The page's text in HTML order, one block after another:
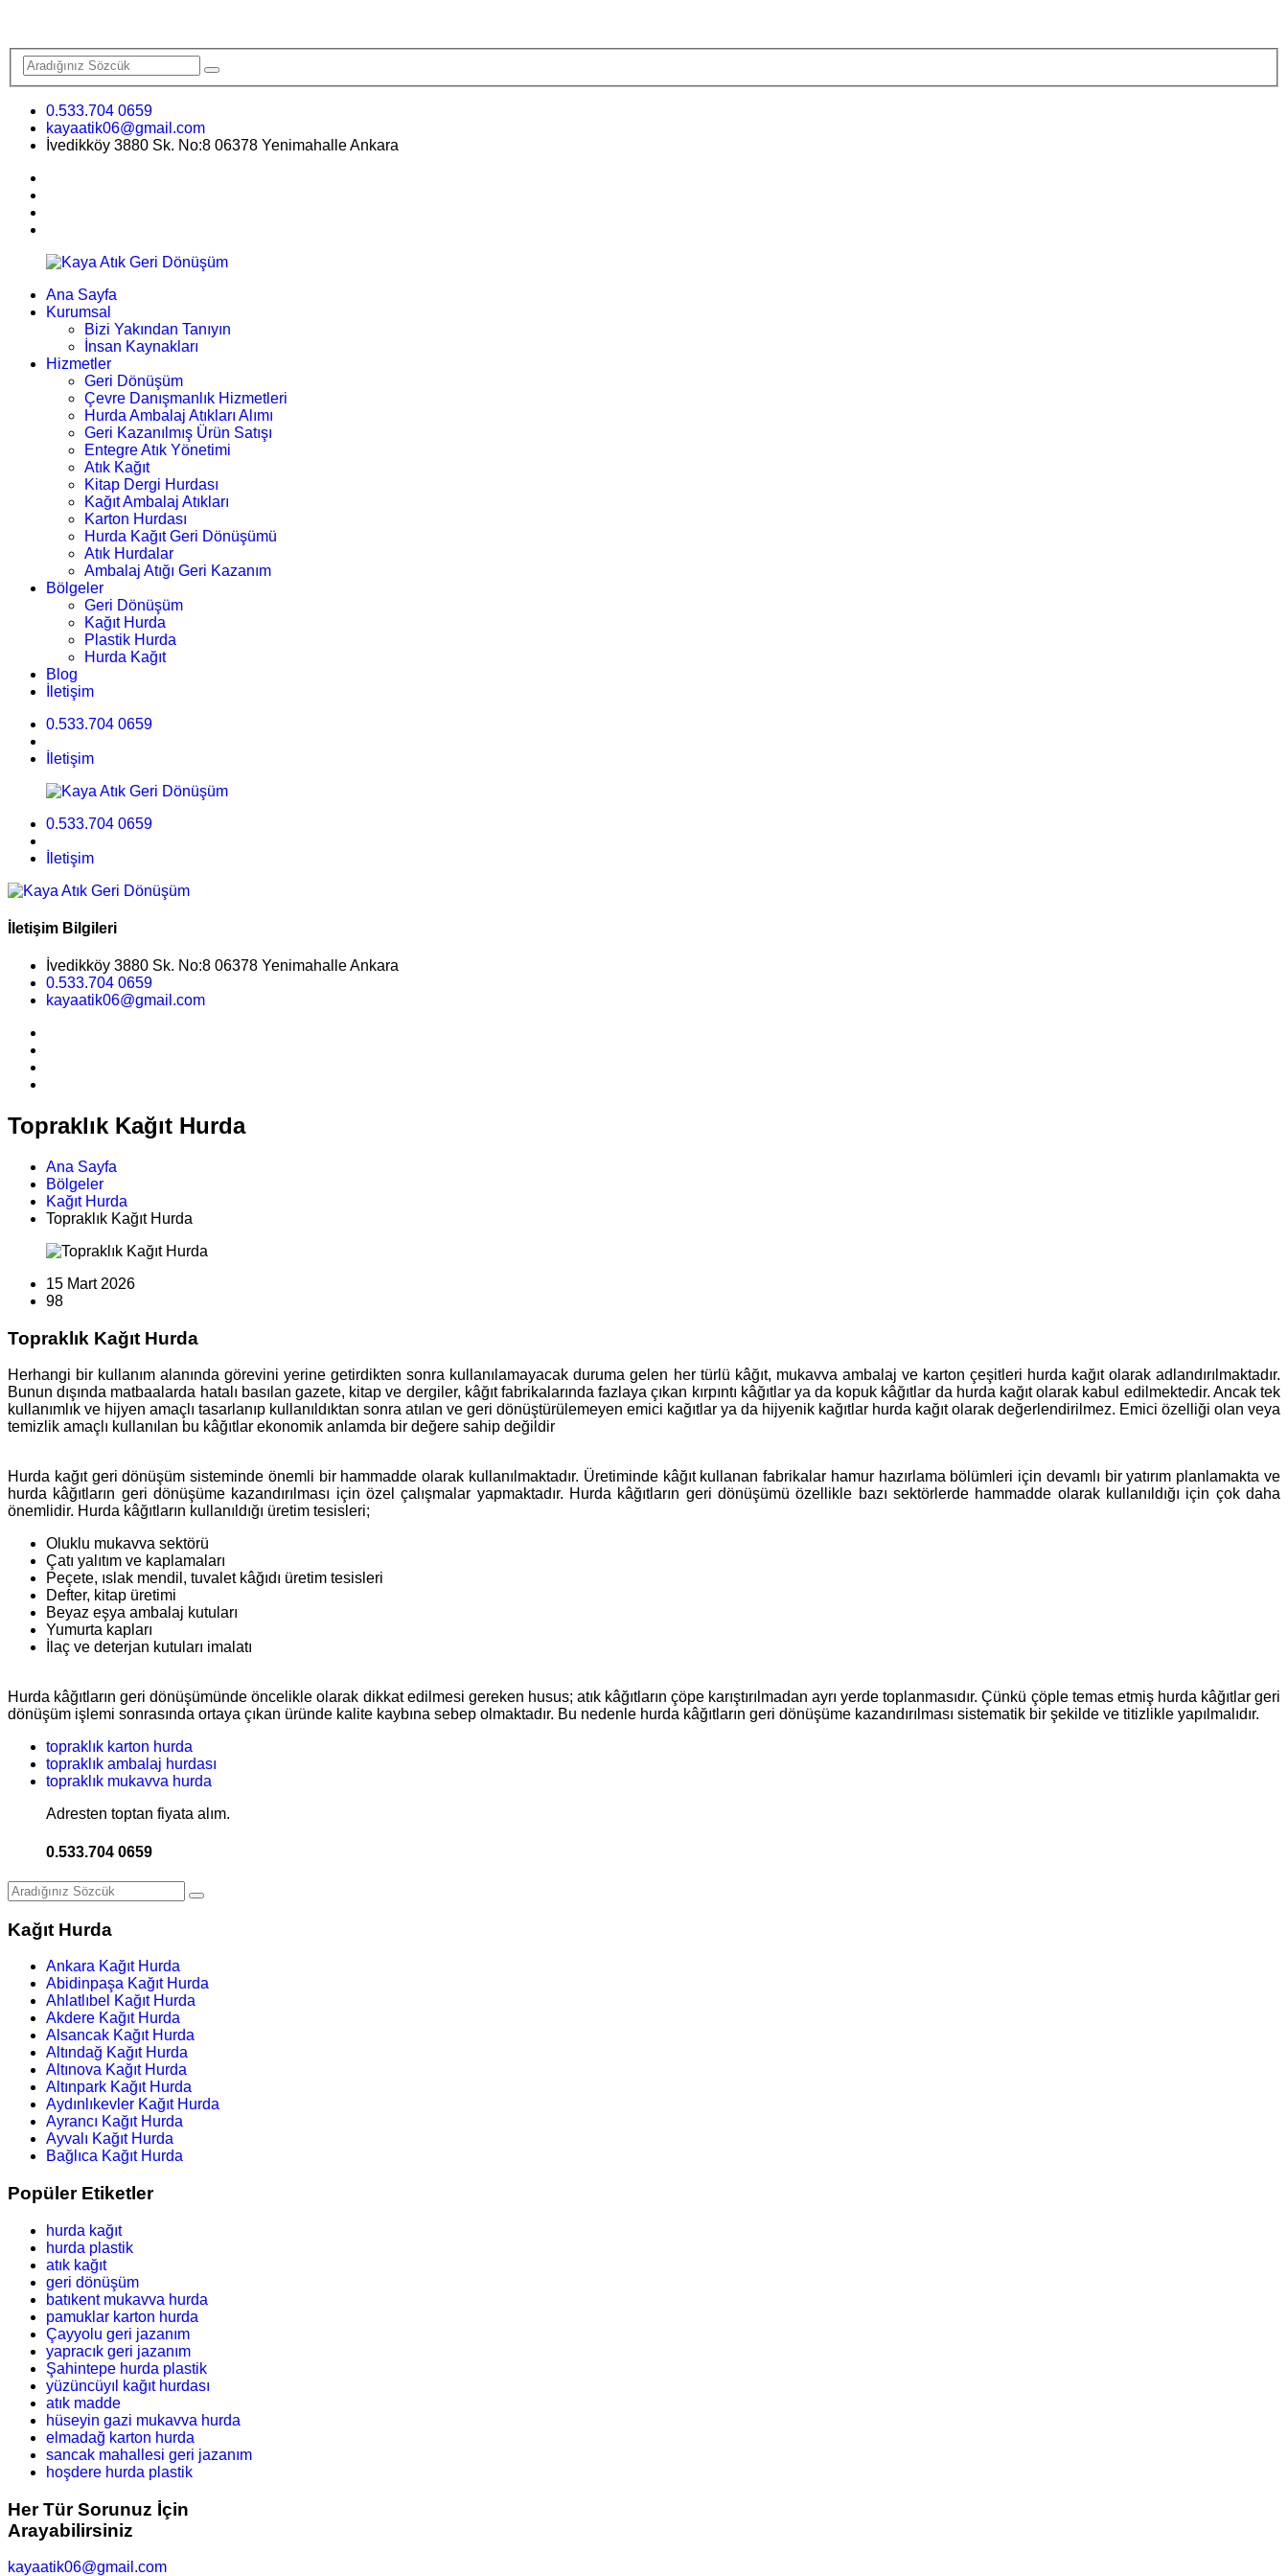
0.533.704 0659
kayaatik06@gmail.com
İvedikköy 3880 Sk. No:8 06378 Yenimahalle Ankara
Ana Sayfa
Kurumsal
Bizi Yakından Tanıyın
İnsan Kaynakları
Hizmetler
Geri Dönüşüm
Çevre Danışmanlık Hizmetleri
Hurda Ambalaj Atıkları Alımı
Geri Kazanılmış Ürün Satışı
Entegre Atık Yönetimi
Atık Kağıt
Kitap Dergi Hurdası
Kağıt Ambalaj Atıkları
Karton Hurdası
Hurda Kağıt Geri Dönüşümü
Atık Hurdalar
Ambalaj Atığı Geri Kazanım
Bölgeler
Geri Dönüşüm
Kağıt Hurda
Plastik Hurda
Hurda Kağıt
Blog
İletişim
0.533.704 0659
İletişim
0.533.704 0659
İletişim
İletişim Bilgileri
İvedikköy 3880 Sk. No:8 06378 Yenimahalle Ankara
0.533.704 0659
kayaatik06@gmail.com
Topraklık Kağıt Hurda
Ana Sayfa
Bölgeler
Kağıt Hurda
Topraklık Kağıt Hurda
15 Mart 2026
98
Topraklık Kağıt Hurda
Herhangi bir kullanım alanında görevini yerine getirdikten sonra kullanılamayacak duruma gelen her türlü kâğıt, mukavva ambalaj ve karton çeşitleri hurda kağıt olarak adlandırılmaktadır.
Bunun dışında matbaalarda hatalı basılan gazete, kitap ve dergiler, kâğıt fabrikalarında fazlaya çıkan kırpıntı kâğıtlar ya da kopuk kâğıtlar da hurda kağıt olarak kabul edilmektedir. Ancak tek
kullanımlık ve hijyen amaçlı tasarlanıp kullanıldıktan sonra atılan ve geri dönüştürülemeyen emici kağıtlar ya da hijyenik kağıtlar hurda kağıt olarak değerlendirilmez. Emici özelliği olan veya
temizlik amaçlı kullanılan bu kâğıtlar ekonomik anlamda bir değere sahip değildir
Hurda kağıt geri dönüşüm sisteminde önemli bir hammadde olarak kullanılmaktadır. Üretiminde kâğıt kullanan fabrikalar hamur hazırlama bölümleri için devamlı bir yatırım planlamakta ve
hurda kâğıtların geri dönüşüme kazandırılması için özel çalışmalar yapmaktadır. Hurda kâğıtların geri dönüşümü özellikle bazı sektörlerde hammadde olarak kullanıldığı için çok daha
önemlidir. Hurda kâğıtların kullanıldığı üretim tesisleri;
Oluklu mukavva sektörü
Çatı yalıtım ve kaplamaları
Peçete, ıslak mendil, tuvalet kâğıdı üretim tesisleri
Defter, kitap üretimi
Beyaz eşya ambalaj kutuları
Yumurta kapları
İlaç ve deterjan kutuları imalatı
Hurda kâğıtların geri dönüşümünde öncelikle olarak dikkat edilmesi gereken husus; atık kâğıtların çöpe karıştırılmadan ayrı yerde toplanmasıdır. Çünkü çöple temas etmiş hurda kâğıtlar geri
dönüşüm işlemi sonrasında ortaya çıkan üründe kalite kaybına sebep olmaktadır. Bu nedenle hurda kâğıtların geri dönüşüme kazandırılması sistematik bir şekilde ve titizlikle yapılmalıdır.
topraklık karton hurda
topraklık ambalaj hurdası
topraklık mukavva hurda
Adresten toptan fiyata alım.
0.533.704 0659
Kağıt Hurda
Ankara Kağıt Hurda
Abidinpaşa Kağıt Hurda
Ahlatlıbel Kağıt Hurda
Akdere Kağıt Hurda
Alsancak Kağıt Hurda
Altındağ Kağıt Hurda
Altınova Kağıt Hurda
Altınpark Kağıt Hurda
Aydınlıkevler Kağıt Hurda
Ayrancı Kağıt Hurda
Ayvalı Kağıt Hurda
Bağlıca Kağıt Hurda
Popüler Etiketler
hurda kağıt
hurda plastik
atık kağıt
geri dönüşüm
batıkent mukavva hurda
pamuklar karton hurda
Çayyolu geri jazanım
yapracık geri jazanım
Şahintepe hurda plastik
yüzüncüyıl kağıt hurdası
atık madde
hüseyin gazi mukavva hurda
elmadağ karton hurda
sancak mahallesi geri jazanım
hoşdere hurda plastik
Her Tür Sorunuz İçin
Arayabilirsiniz
kayaatik06@gmail.com